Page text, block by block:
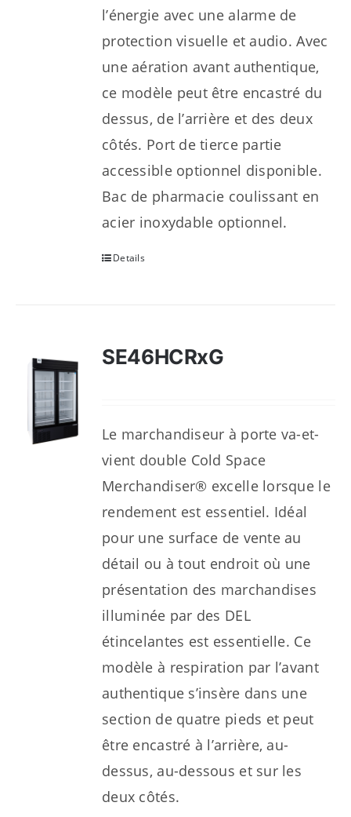
l’énergie avec une alarme de
protection visuelle et audio. Avec
une aération avant authentique,
ce modèle peut être encastré du
dessus, de l’arrière et des deux
côtés. Port de tierce partie
accessible optionnel disponible.
Bac de pharmacie coulissant en
acier inoxydable optionnel.
Details
SE46HCRxG
Le marchandiseur à porte va-et-
vient double Cold Space
Merchandiser® excelle lorsque le
rendement est essentiel. Idéal
pour une surface de vente au
détail ou à tout endroit où une
présentation des marchandises
illuminée par des DEL
étincelantes est essentielle. Ce
modèle à respiration par l’avant
authentique s’insère dans une
section de quatre pieds et peut
être encastré à l’arrière, au-
dessus, au-dessous et sur les
deux côtés.